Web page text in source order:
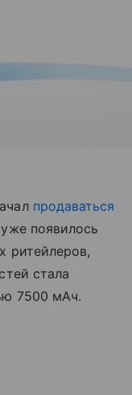
продаваться
появилось
ритейлеров,
стала
7500 мАч.